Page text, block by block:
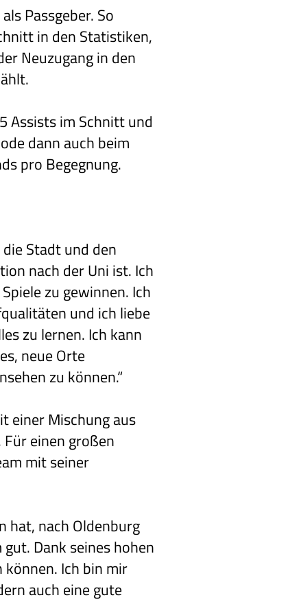
Passgeber. So
in den Statistiken,
Neuzugang in den
Assists im Schnitt und
dann auch beim
pro Begegnung.
Stadt und den
nach der Uni ist. Ich
zu gewinnen. Ich
und ich liebe
zu lernen. Ich kann
neue Orte
zu können.“
einer Mischung aus
einen großen
mit seiner
hat, nach Oldenburg
Dank seines hohen
Ich bin mir
auch eine gute